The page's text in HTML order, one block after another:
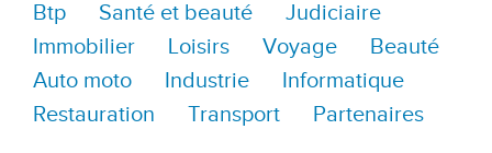
Btp
Santé et beauté
Judiciaire
Immobilier
Loisirs Voyage
Beauté
Auto moto
Industrie
Informatique
Restauration
Transport Partenaires